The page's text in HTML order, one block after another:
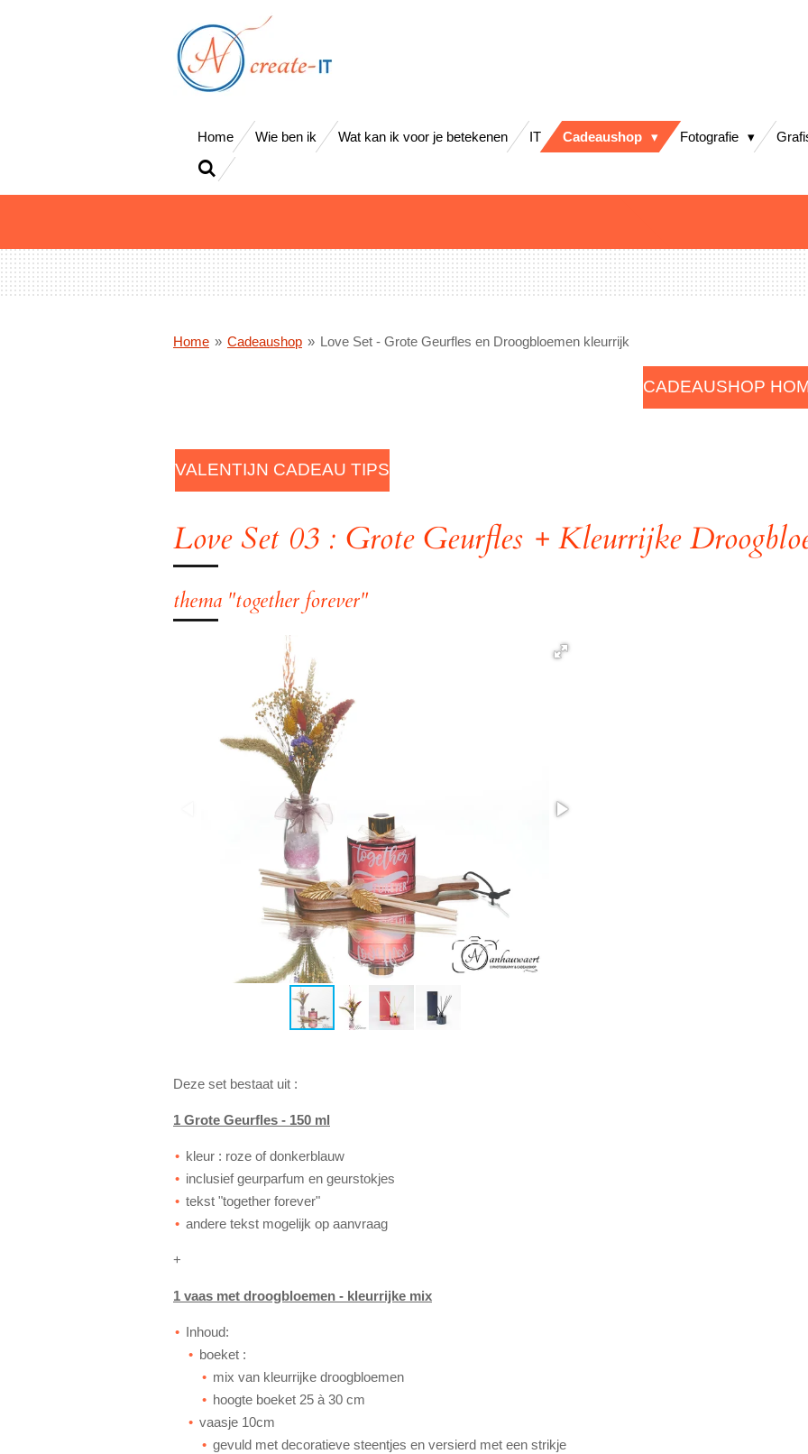
Home
Wie ben ik Wat kan ik voor je betekenen IT Cadeaushop Fotografie
Home » Cadeaushop » Love Set - Grote Geurfles en Droogbloemen kleurrijk
CADEAUSHOP
VALENTIJN CADEAU TIPS
Love Set 03 : Grote Geurfles + Kleurrijke
thema "together forever"
Deze set bestaat uit :
1 Grote Geurfles - 150 ml
kleur : roze of donkerblauw
inclusief geurparfum en geurstokjes
tekst "together forever"
andere tekst mogelijk op aanvraag
+
1 vaas met droogbloemen - kleurrijke mix
Inhoud:
boeket :
mix van kleurrijke droogbloemen
hoogte boeket 25 à 30 cm
vaasje 10cm
gevuld met decoratieve steentjes en versierd met een strikje